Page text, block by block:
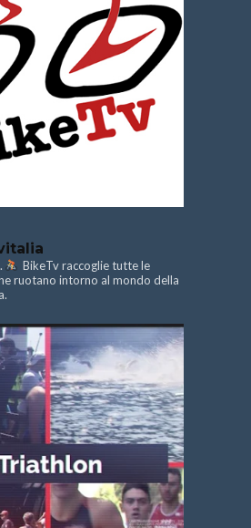
.
BikeTv raccoglie tutte le
ruotano intorno al mondo della